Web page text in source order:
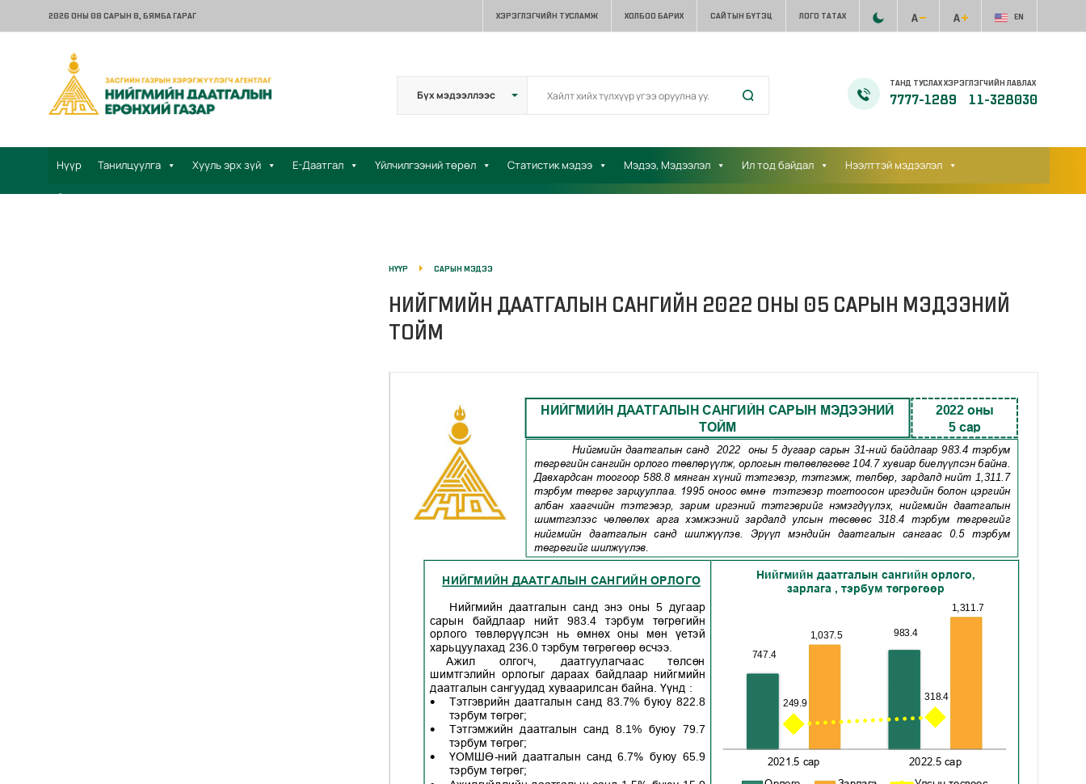
2026 ОНЫ 08 САРЫН 8, БЯМБА ГАРАГ ХЭРЭГЛЭГЧИЙН ТУСЛАМЖ ХОЛБОО БАРИХ САЙТЫН БҮТЭЦ ЛОГО ТАТАХ EN
ТАНД ТУСЛАХ ХЭРЭГЛЭГЧИЙН ЛАВЛАХ
7777-1289 11-328030
Нүүр Танилцуулга Хууль эрх зүй Е-Даатгал Үйлчилгээний төрөл Статистик мэдээ Мэдээ, Мэдээлэл Ил тод байдал Нээлттэй мэдээлэл
Санал хүсэлт
НҮҮР САРЫН МЭДЭЭ
НИЙГМИЙН ДААТГАЛЫН САНГИЙН 2022 ОНЫ 05 САРЫН МЭДЭЭНИЙ
ТОЙМ